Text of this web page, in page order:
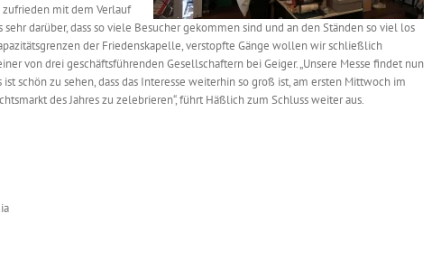
mit dem Verlauf
sehr darüber, dass so viele Besucher gekommen sind und an den Ständen so viel los
der Friedenskapelle, verstopfte Gänge wollen wir schließlich
von drei geschäftsführenden Gesellschaftern bei Geiger. „Unsere Messe findet nun
schön zu sehen, dass das Interesse weiterhin so groß ist, am ersten Mittwoch im
des Jahres zu zelebrieren“, führt Häßlich zum Schluss weiter aus.